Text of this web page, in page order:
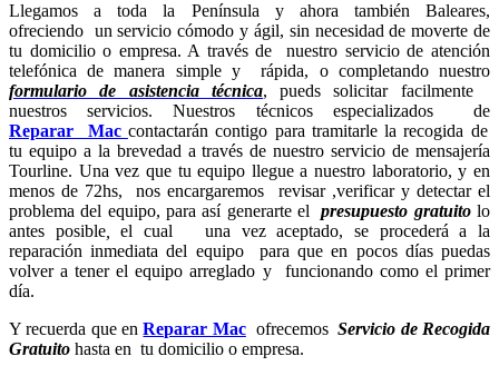
Llegamos a toda la Península y ahora también Baleares,
ofreciendo un servicio cómodo y ágil, sin necesidad de moverte de
tu domicilio o empresa. A través de nuestro servicio de atención
telefónica de manera simple y rápida, o completando nuestro
formulario de asistencia técnica, pueds solicitar facilmente
nuestros servicios. Nuestros técnicos especializados de
Reparar Mac contactarán contigo para tramitarle la recogida de
tu equipo a la brevedad a través de nuestro servicio de mensajería
Tourline. Una vez que tu equipo llegue a nuestro laboratorio, y en
menos de 72hs, nos encargaremos revisar ,verificar y detectar el
problema del equipo, para así generarte el
presupuesto gratuitolo
antes posible, el cual
una vez aceptado, se procederá a la
reparación inmediata del equipo para que en pocos días puedas
volver a tener el equipo arreglado y funcionando como el primer
día.
Y recuerda que enReparar MacofrecemosServicio de Recogida
Gratuito hasta en tu domicilio o empresa.